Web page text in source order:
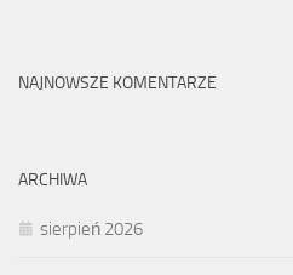
NAJNOWSZE KOMENTARZE
ARCHIWA
sierpień 2026